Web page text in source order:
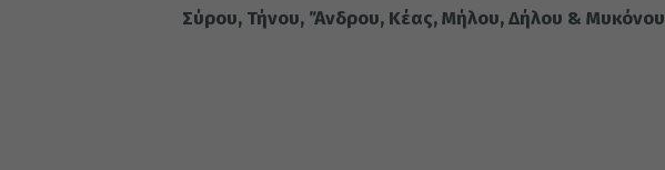
Σύρου, Τήνου, Ἄνδρου, Κέας, Μήλου, Δήλου & Μυκόνου